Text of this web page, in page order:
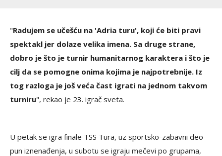
"Radujem se učešću na 'Adria turu', koji će biti pravi
spektakl jer dolaze velika imena. Sa druge strane,
dobro je što je turnir humanitarnog karaktera i što je
cilj da se pomogne onima kojima je najpotrebnije. Iz
tog razloga je još veća čast igrati na jednom takvom
turniru", rekao je 23. igrač sveta.
U petak se igra finale TSS Tura, uz sportsko-zabavni deo
pun iznenađenja, u subotu se igraju mečevi po grupama,